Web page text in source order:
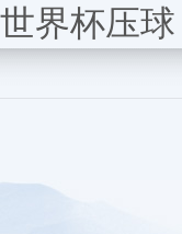
世界杯压球